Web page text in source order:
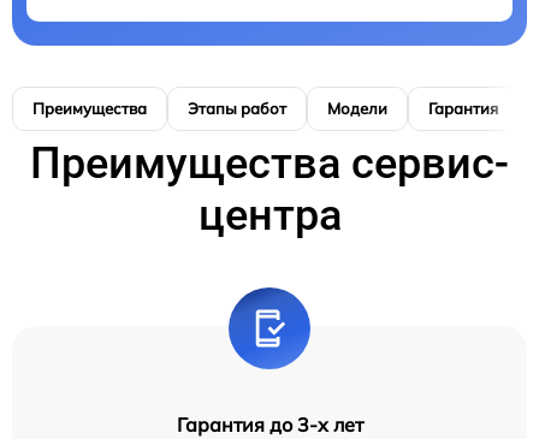
Преимущества Этапы работ Модели Гарантия
Преимущества сервис-
центра
Гарантия до 3-х лет